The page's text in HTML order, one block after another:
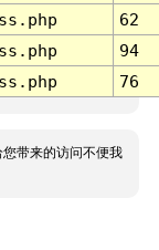
62
94
76
带来的访问不便我